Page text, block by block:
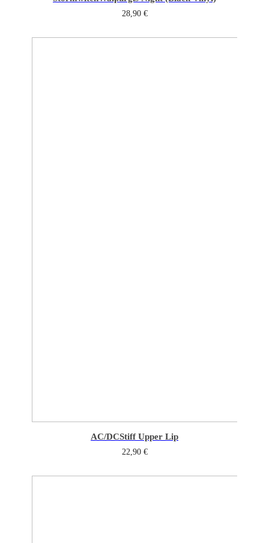
28,90 €
AC/DCStiff Upper Lip
22,90 €